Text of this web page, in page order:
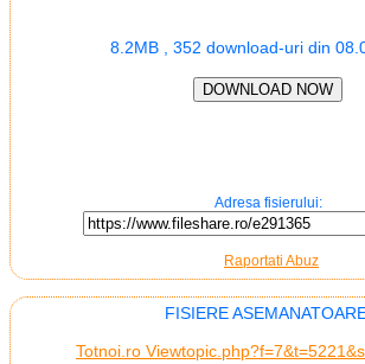
8.2MB , 352 download-uri din
Adresa fisierului:
Raportati Abuz
FISIERE
Totnoi.ro